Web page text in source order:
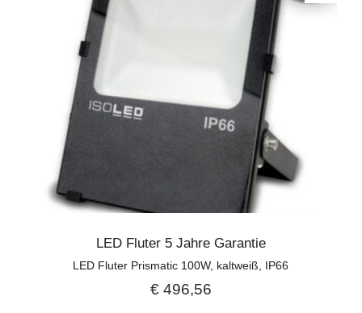
LED Fluter 5 Jahre Garantie
LED Fluter Prismatic 100W, kaltweiß, IP66
€496,56